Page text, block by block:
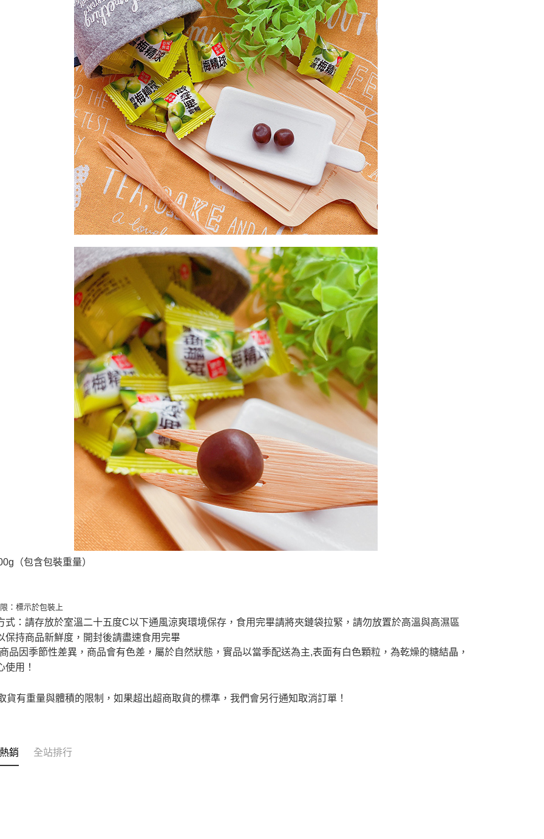
（包含包裝重量）
：標示於包裝上
式：請存放於室溫二十五度C以下通風涼爽環境保存，食用完畢請將夾鏈袋拉緊，請勿放置於高溫與高濕區
保持商品新鮮度，開封後請盡速食用完畢
品因季節性差異，商品會有色差，屬於自然狀態，實品以當季配送為主,表面有白色顆粒，為乾燥的糖結晶，
使用！
貨有重量與體積的限制，如果超出超商取貨的標準，我們會另行通知取消訂單！
銷 全站排行